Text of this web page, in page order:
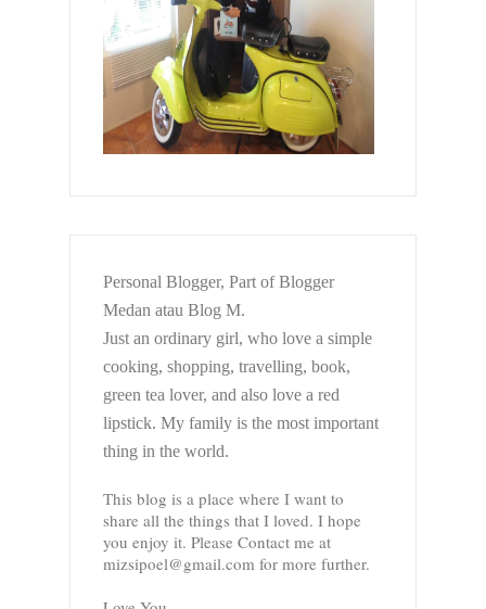
Personal Blogger, Part of Blogger
Medan atau Blog M.
Just an ordinary girl, who love a simple
cooking, shopping, travelling, book,
green tea lover, and also love a red
lipstick. My family is the most important
thing in the world.
This blog is a place where I want to
share all the things that I loved. I hope
you enjoy it. Please Contact me at
mizsipoel@gmail.com for more further.